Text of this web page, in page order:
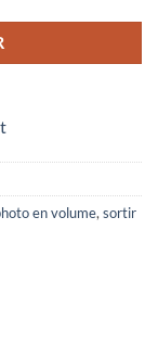
en volume, sortir